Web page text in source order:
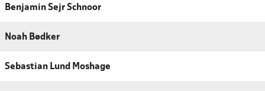
Benjamin Sejr Schnoor
Noah Bødker
Sebastian Lund Moshage